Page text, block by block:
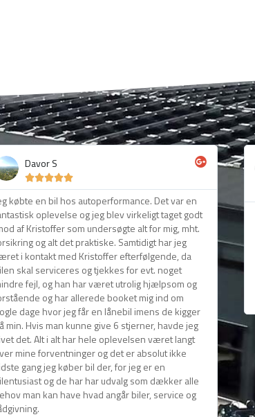
Davor S

købte en bil hos autoperformance. Det var en
oplevelse og jeg blev virkeligt taget godt
af Kristoffer som undersøgte alt for mig, mht.
og alt det praktiske. Samtidigt har jeg
i kontakt med Kristoffer efterfølgende, da
skal serviceres og tjekkes for evt. noget
fejl, og han har været utrolig hjælpsom og
og har allerede booket mig ind om
dage hvor jeg får en lånebil imens de kigger
min. Hvis man kunne give 6 stjerner, havde jeg
det. Alt i alt har hele oplevelsen været langt
mine forventninger og det er absolut ikke
gang jeg køber bil der, for jeg er en
og de har har udvalg som dækker alle
man kan have hvad angår biler, service og